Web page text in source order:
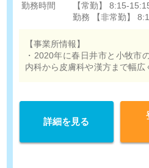
＜非常勤＞
【時給】1,300円-
・生理検査（心電
採血・内視鏡介助
検体検査は一部外
験により相談させ
【休暇】 夏季休暇
休暇:法定通り
勤務時間
【常勤】 8:15-
勤務 【非常勤】 8:15-20:15の間で8時間（業
週3日程度で応相談
【事業所情報】
・2020年に春日井市と小牧市
内科から皮膚科や漢方まで幅広
詳細を見る